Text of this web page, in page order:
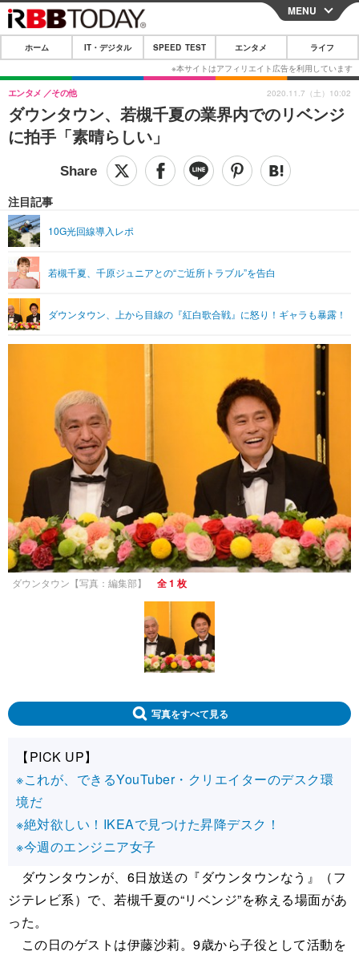
CLOSE
ホーム
IT・デジタル
IT・デジタルTOP スマートフォン
ショッピング その他
SPEED TEST
エンタメTOP 映画・ドラマ
グラビア ブログ
ショッピング その他
ライフTOP
リリース一覧
プッシュ通知の停止方法
MENU
ホーム IT・デジタル SPEED TEST エンタメ ライフ
ダウンタウン、若槻千夏の業界内でのリベンジ
に拍手「素晴らしい」
エンタメ その他
注目記事
10G光回線導入レポ
若槻千夏、千原ジュニアとの“ご近所トラブル”を告白
ダウンタウン、上から目線の『紅白歌合戦』に怒り！ギャラも暴露！
2020.11.7（土）10:02
ダウンタウン【写真：編集部】 全 1 枚
写真をすべて見る
【PICK UP】
※これが、できるYouTuber・クリエイターのデスク環
境だ
※絶対欲しい！IKEAで見つけた昇降デスク！
※今週のエンジニア女子
ダウンタウンが、6日放送の『ダウンタウンなう』（フ
ジテレビ系）で、若槻千夏の“リベンジ”を称える場面があ
った。
この日のゲストは伊藤沙莉。9歳から子役として活動を